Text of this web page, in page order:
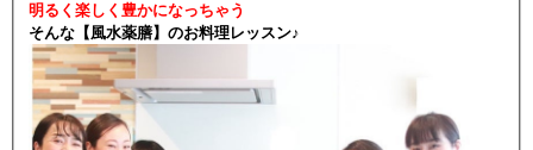
明るく楽しく豊かになっちゃう
そんな【風水薬膳】のお料理レッスン♪